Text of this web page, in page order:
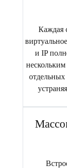
Каждая
и IP
нескольким
отдельных